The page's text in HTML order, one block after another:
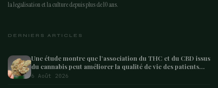
la legalisation et la culture depuis plus de 10 ans.
DERNIERS ARTICLES
Une étude montre que l’association du THC et du CBD issus
du cannabis peut améliorer la qualité de vie des patients
atteints de démence – Marijuana Moment
6 Août 2026